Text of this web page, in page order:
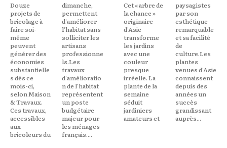
Douze
projets de
bricolage à
faire soi-
même
peuvent
générer des
économies
substantielle
s dès ce
mois-ci,
selon Maison
& Travaux.
Ces travaux,
accessibles
aux
bricoleurs du
dimanche,
permettent
d'améliorer
l'habitat sans
solliciter les
artisans
professionne
ls.Les
travaux
d'amélioratio
n de l'habitat
représentent
un poste
budgétaire
majeur pour
les ménages
français....
Cet « arbre de
la chance »
originaire
d'Asie
transforme
les jardins
avec une
couleur
presque
irréelle. La
plante de la
semaine
séduit
jardiniers
amateurs et
paysagistes
par son
esthétique
remarquable
et sa facilité
de
culture.Les
plantes
venues d'Asie
connaissent
depuis des
années un
succès
grandissant
auprès...